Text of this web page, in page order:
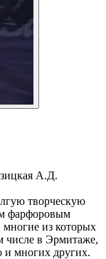
А.Д.
творческую
фарфоровым
многие из которых
числе в Эрмитаже,
и многих других.